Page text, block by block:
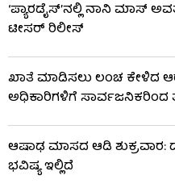
‘ಪ್ಯಾರಡೈಸ್’ನಲ್ಲಿ ನಾನಿ ಮಾಸ್
ಟೀಸರ್ ರಿಲೀಸ್
ಖಾತೆ ಮಾಡಿಸಲು ಲಂಚ ಕೇಳಿದ
ಅಧಿಕಾರಿಗಳಿಗೆ ಸಾರ್ವಜನಿಕರಿಂದ
ಆಷಾಢ ಮಾಸದ ಆಡಿ ಶುಕ್ರವಾರ:
ಭವಿಷ್ಯ ಇಲ್ಲಿದೆ